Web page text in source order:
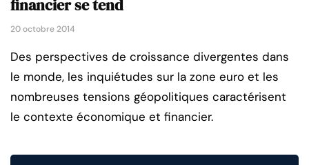
financier se tend
20 octobre 2014
Des perspectives de croissance divergentes dans
le monde, les inquiétudes sur la zone euro et les
nombreuses tensions géopolitiques caractérisent
le contexte économique et financier.